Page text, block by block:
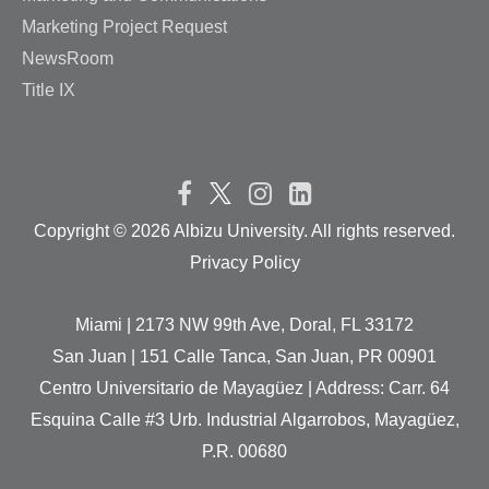
Marketing Project Request
NewsRoom
Title IX
Copyright © 2026 Albizu University. All rights reserved.
Privacy Policy
Miami | 2173 NW 99th Ave, Doral, FL 33172
San Juan | 151 Calle Tanca, San Juan, PR 00901
Centro Universitario de Mayagüez | Address: Carr. 64
Esquina Calle #3 Urb. Industrial Algarrobos, Mayagüez,
P.R. 00680